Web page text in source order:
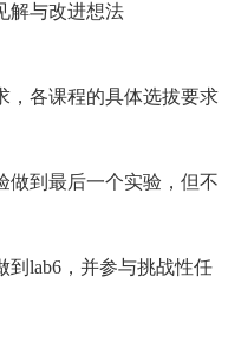
解与改进想法
，各课程的具体选拔要求
做到最后一个实验，但不
到lab6，并参与挑战性任